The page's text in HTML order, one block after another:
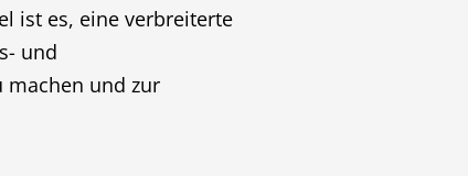
ist es, eine verbreiterte
und
machen und zur